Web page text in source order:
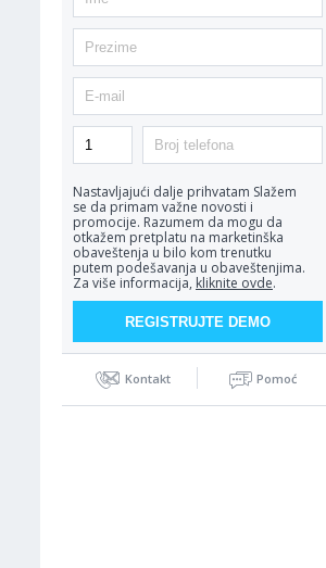
Nastavljajući dalje prihvatam Slažem
se da primam važne novosti i
promocije. Razumem da mogu da
otkažem pretplatu na marketinška
obaveštenja u bilo kom trenutku
putem podešavanja u obaveštenjima.
Za više informacija, kliknite ovde.
Kontakt Pomoć